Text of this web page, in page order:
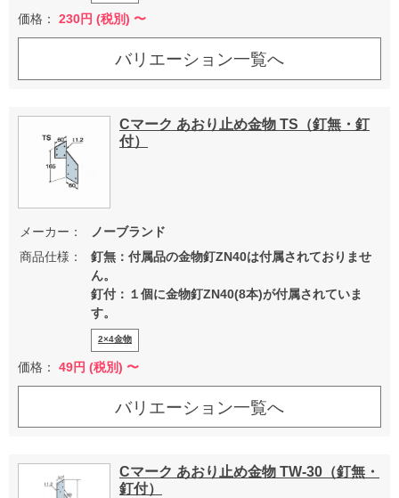
価格： 230円 (税別) 〜
バリエーション一覧へ
Cマーク あおり止め金物 TS（釘無・釘
付）
メーカー：
ノーブランド
商品仕様：
釘無：付属品の金物釘ZN40は付属されておりませ
ん。
釘付：１個に金物釘ZN40(8本)が付属されていま
す。
2×4金物
価格： 49円 (税別) 〜
バリエーション一覧へ
Cマーク あおり止め金物 TW-30（釘無・
釘付）